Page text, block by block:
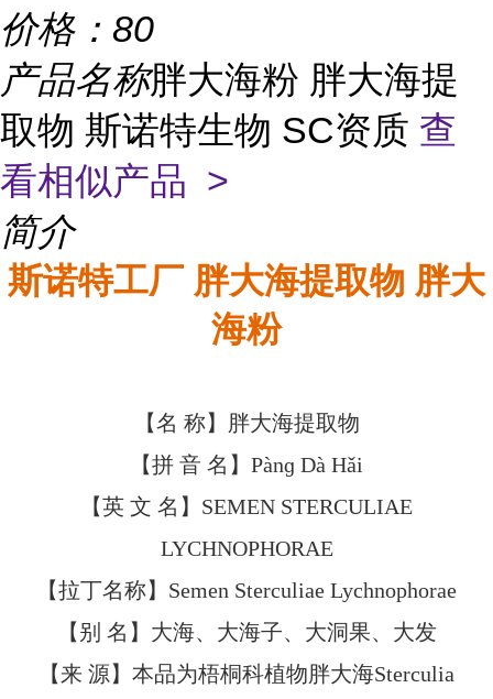
价格： 80
产品名称胖大海粉 胖大海提
取物 斯诺特生物 SC资质 查
看相似产品 >
简介
斯诺特工厂 胖大海提取物 胖大
海粉
【名 称】胖大海提取物
【拼 音 名】Pànɡ Dà Hǎi
【英 文 名】SEMEN STERCULIAE
LYCHNOPHORAE
【拉丁名称】Semen Sterculiae Lychnophorae
【别 名】大海、大海子、大洞果、大发
【来 源】本品为梧桐科植物胖大海Sterculia